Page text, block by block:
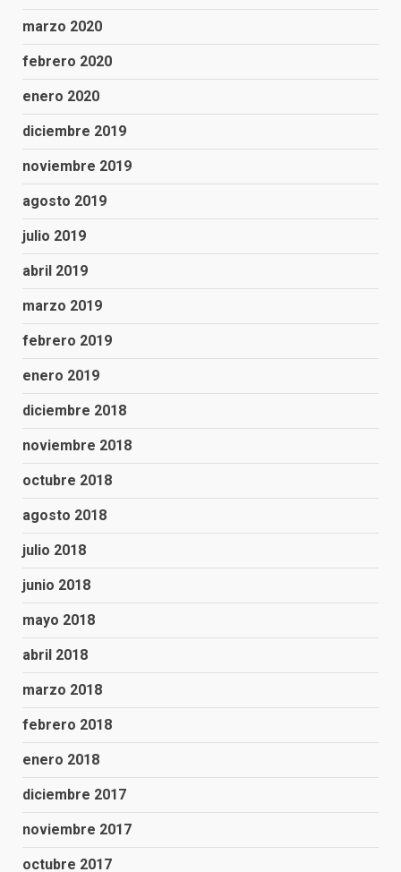
marzo 2020
febrero 2020
enero 2020
diciembre 2019
noviembre 2019
agosto 2019
julio 2019
abril 2019
marzo 2019
febrero 2019
enero 2019
diciembre 2018
noviembre 2018
octubre 2018
agosto 2018
julio 2018
junio 2018
mayo 2018
abril 2018
marzo 2018
febrero 2018
enero 2018
diciembre 2017
noviembre 2017
octubre 2017